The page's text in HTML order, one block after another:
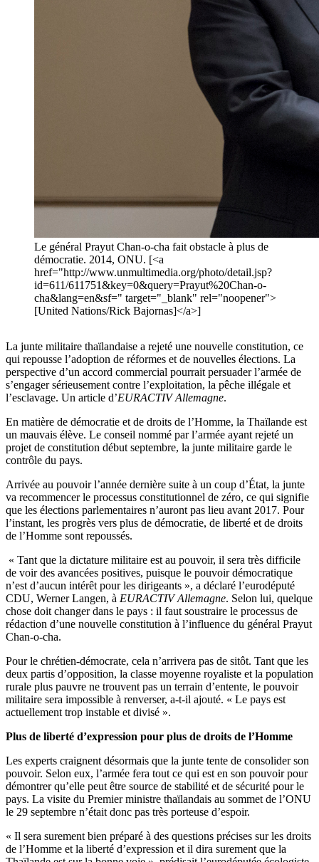
Le général Prayut Chan-o-cha fait obstacle à plus de
démocratie. 2014, ONU. [<a
href="http://www.unmultimedia.org/photo/detail.jsp?
id=611/611751&key=0&query=Prayut%20Chan-o-
cha&lang=en&sf=" target="_blank" rel="noopener">
[United Nations/Rick Bajornas]</a>]
La junte militaire thaïlandaise a rejeté une nouvelle constitution, ce
qui repousse l’adoption de réformes et de nouvelles élections. La
perspective d’un accord commercial pourrait persuader l’armée de
s’engager sérieusement contre l’exploitation, la pêche illégale et
l’esclavage. Un article d’EURACTIV Allemagne.
En matière de démocratie et de droits de l’Homme, la Thaïlande est
un mauvais élève. Le conseil nommé par l’armée ayant rejeté un
projet de constitution début septembre, la junte militaire garde le
contrôle du pays.
Arrivée au pouvoir l’année dernière suite à un coup d’État, la junte
va recommencer le processus constitutionnel de zéro, ce qui signifie
que les élections parlementaires n’auront pas lieu avant 2017. Pour
l’instant, les progrès vers plus de démocratie, de liberté et de droits
de l’Homme sont repoussés.
« Tant que la dictature militaire est au pouvoir, il sera très difficile
de voir des avancées positives, puisque le pouvoir démocratique
n’est d’aucun intérêt pour les dirigeants », a déclaré l’eurodéputé
CDU, Werner Langen, à EURACTIV Allemagne. Selon lui, quelque
chose doit changer dans le pays : il faut soustraire le processus de
rédaction d’une nouvelle constitution à l’influence du général Prayut
Chan-o-cha.
Pour le chrétien-démocrate, cela n’arrivera pas de sitôt. Tant que les
deux partis d’opposition, la classe moyenne royaliste et la population
rurale plus pauvre ne trouvent pas un terrain d’entente, le pouvoir
militaire sera impossible à renverser, a-t-il ajouté. « Le pays est
actuellement trop instable et divisé ».
Plus de liberté d’expression pour plus de droits de l’Homme
Les experts craignent désormais que la junte tente de consolider son
pouvoir. Selon eux, l’armée fera tout ce qui est en son pouvoir pour
démontrer qu’elle peut être source de stabilité et de sécurité pour le
pays. La visite du Premier ministre thaïlandais au sommet de l’ONU
le 29 septembre n’était donc pas très porteuse d’espoir.
« Il sera surement bien préparé à des questions précises sur les droits
de l’Homme et la liberté d’expression et il dira surement que la